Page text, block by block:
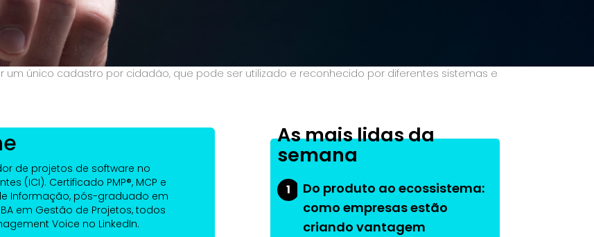
um único cadastro por cidadão, que pode ser utilizado e reconhecido por diferentes sistemas e
de projetos de software no
(ICI). Certificado PMP®, MCP e
Informação, pós-graduado em
em Gestão de Projetos, todos
Voice no LinkedIn.
As mais lidas da
semana
1
Do produto ao ecossistema:
como empresas estão
criando vantagem